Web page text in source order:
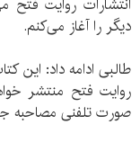
دیگر را آغاز می‌کنم.
طالبی ادامه داد: این
روایت فتح منتشر
صورت تلفنی مصاحبه